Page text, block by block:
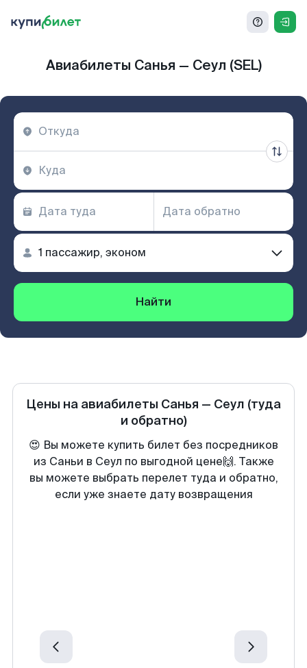
Авиабилеты Санья — Сеул (SEL)
Найти
Цены на авиабилеты Санья — Сеул (туда
и обратно)
😍 Вы можете купить билет без посредников
из Саньи в Сеул по выгодной цене🙌. Также
вы можете выбрать перелет туда и обратно,
если уже знаете дату возвращения